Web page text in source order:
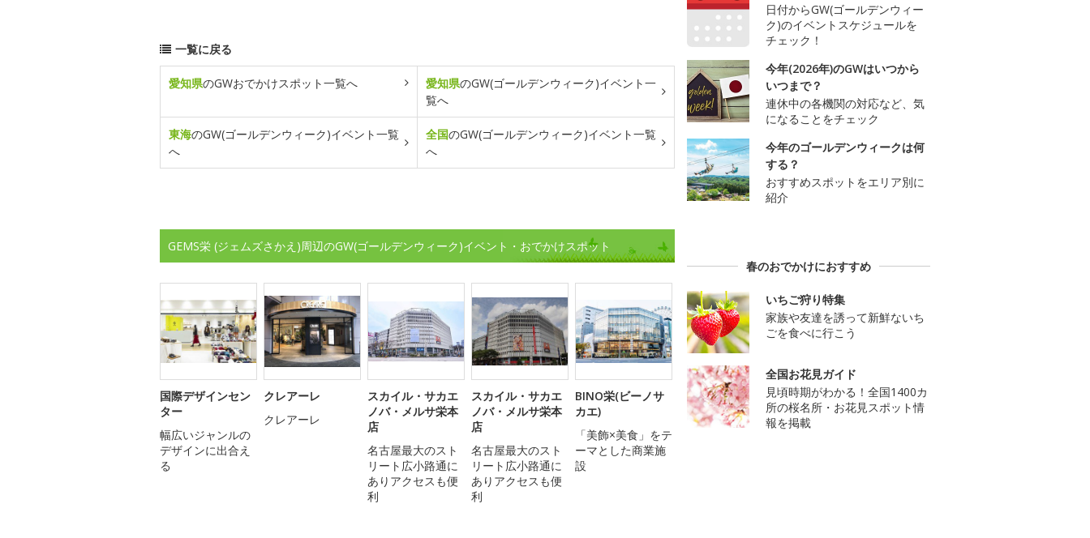
一覧に戻る
愛知県のGWおでかけスポット一覧へ 愛知県のGW(ゴールデンウィーク)イベント一
覧へ
東海のGW(ゴールデンウィーク)イベント一覧
へ
全国のGW(ゴールデンウィーク)イベント一覧
へ
GEMS栄 (ジェムズさかえ)周辺のGW(ゴールデンウィーク)イベント・おでかけスポット
国際デザインセン
ター
幅広いジャンルの
デザインに出合え
る
クレアーレ
クレアーレ
スカイル・サカエ
ノバ・メルサ栄本
店
名古屋最大のスト
リート広小路通に
ありアクセスも便
利
スカイル・サカエ
ノバ・メルサ栄本
店
名古屋最大のスト
リート広小路通に
ありアクセスも便
利
BINO栄(ビーノサ
カエ)
「美飾×美食」をテ
ーマとした商業施
設
日付からGW(ゴールデンウィー
ク)のイベントスケジュールを
チェック！
今年(2026年)のGWはいつから
いつまで？
連休中の各機関の対応など、気
になることをチェック
今年のゴールデンウィークは何
する？
おすすめスポットをエリア別に
紹介
春のおでかけにおすすめ
いちご狩り特集
家族や友達を誘って新鮮ないち
ごを食べに行こう
全国お花見ガイド
見頃時期がわかる！全国1400カ
所の桜名所・お花見スポット情
報を掲載